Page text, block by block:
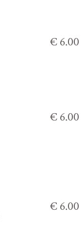
€ 6.00
€ 6.00
€ 6.00